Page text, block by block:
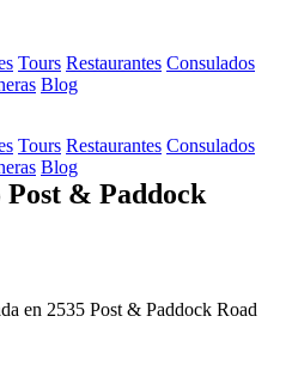
Tours Restaurantes Consulados
Blog
Tours Restaurantes Consulados
Blog
& Paddock
en 2535 Post & Paddock Road